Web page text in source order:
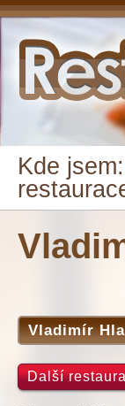
Kde jsem:
Vladimír
Další